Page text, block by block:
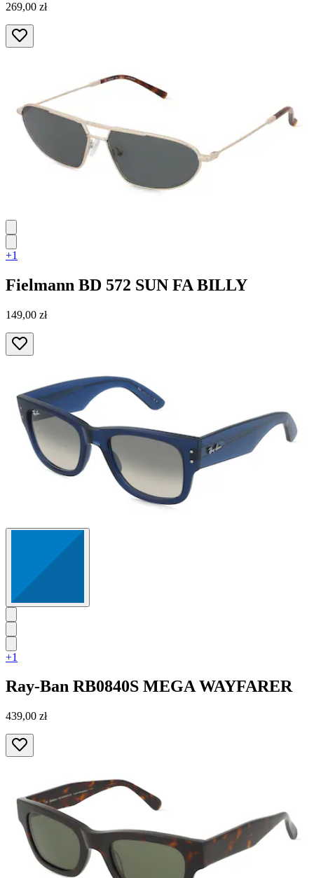
269,00 zł
+1
Fielmann BD 572 SUN FA BILLY
149,00 zł
+1
Ray-Ban RB0840S MEGA WAYFARER
439,00 zł